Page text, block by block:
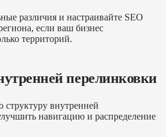
различия и настраивайте SEO
если ваш бизнес
территорий.
перелинковки
внутренней
навигацию и распределение